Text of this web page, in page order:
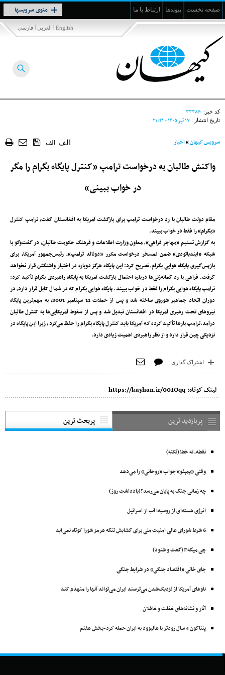
صفحه نخست پیوندها ارتباط با ما منوی سرویسها
Toggle
navigation
فارسی | العربي | English
کد خبر: ۳۳۳۸۶۰
تاریخ انتشار : ۱۷ تير ۱۴۰۵ - ۲۱:۴۱
سرویس کیهان»اخبار الف الف
واکنش طالبان به درخواست ترامپ «کنترل پایگاه بگرام را مگر
در خواب ببینی»
مقام دولت طالبان با رد درخواست ترامپ برای بازگشت آمریکا به افغانستان گفت، ترامپ کنترل
«بگرام» را فقط در خواب ببیند.
به گزارش تسنیم «مهاجر فراهی»، معاون وزارت اطلاعات و فرهنگ حکومت طالبان، در گفت‌وگو با
شبکه «ایندیاتودی» ضمن تمسخر درخواست مکرر «دونالد ترامپ»، رئیس‌جمهور آمریکا، برای
بازپس‌گیری پایگاه هوایی بگرام، تصریح کرد: این پایگاه هرگز دوباره در اختیار واشنگتن قرار نخواهد
گرفت. فراهی با رد گمانه‌زنی‌ها درباره احتمال بازگشت آمریکا به پایگاه راهبردی بگرام تأکید کرد:
ترامپ پایگاه هوایی بگرام را فقط در خواب ببیند. پایگاه هوایی بگرام که در شمال کابل قرار دارد، در
دوران اتحاد جماهیر شوروی ساخته شد و پس از حملات 11 سپتامبر 2001، به مهم‌ترین پایگاه
نیروهای تحت رهبری آمریکا در افغانستان تبدیل شد و پس از سقوط آمریکایی‌ها به کنترل طالبان
درآمد.ترامپ بارها تأکید کرده که آمریکا باید کنترل پایگاه بگرام را حفظ می‌کرد، زیرا این پایگاه در
نزدیکی چین قرار دارد و از نظر راهبردی اهمیت زیادی دارد.
اشتراک گذاری
لینک کوتاه: https://kayhan.ir/001Oqq
پربازدید ترین پربحث ترین
نقطه، ته خط!(نکته)
وقتی «پمپئو» جواب «روحانی» را می‌دهد
چه زمانی جنگ به پایان می‌رسد؟(یادداشت روز)
انرژی هسته‌ای از روسیه؛ آب از اسرائیل
6 شرط شورای عالی امنیت ملی برای گشایش تنگه هرمز شورا کوتاه نمی‌آید
چی میگه؟!(گفت و شنود)
جای خالی «اقتصاد جنگی» در شرایط جنگی
ناوهای آمریکا از نزدیک‌شدن می‌ترسند ایران می‌تواند آنها را منهدم ‌کند
آثار و نشانه‌های غفلت و غافلان
پنتاگون 4 سال زودتر با ‌هالیوود به ایران حمله کرد-بخش هفتم